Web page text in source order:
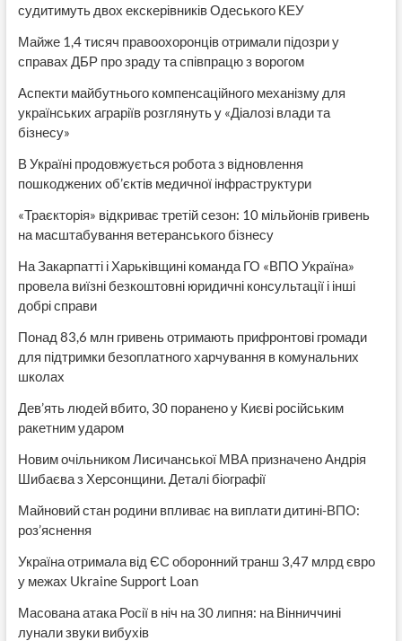
судитимуть двох екскерівників Одеського КЕУ
Майже 1,4 тисяч правоохоронців отримали підозри у
справах ДБР про зраду та співпрацю з ворогом
Аспекти майбутнього компенсаційного механізму для
українських аграріїв розглянуть у «Діалозі влади та
бізнесу»
В Україні продовжується робота з відновлення
пошкоджених об’єктів медичної інфраструктури
«Траєкторія» відкриває третій сезон: 10 мільйонів гривень
на масштабування ветеранського бізнесу
На Закарпатті і Харьківщині команда ГО «ВПО Україна»
провела виїзні безкоштовні юридичні консультації і інші
добрі справи
Понад 83,6 млн гривень отримають прифронтові громади
для підтримки безоплатного харчування в комунальних
школах
Дев’ять людей вбито, 30 поранено у Києві російським
ракетним ударом
Новим очільником Лисичанської МВА призначено Андрія
Шибаєва з Херсонщини. Деталі біографії
Майновий стан родини впливає на виплати дитині-ВПО:
роз’яснення
Україна отримала від ЄС оборонний транш 3,47 млрд євро
у межах Ukraine Support Loan
Масована атака Росії в ніч на 30 липня: на Вінниччині
лунали звуки вибухів